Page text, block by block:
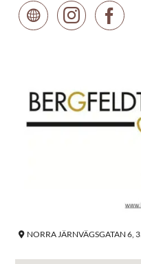
NORRA JÄRNVÄGSGATAN 6,